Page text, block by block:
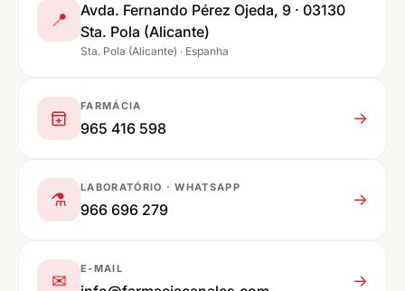
📍
Avda. Fernando Pérez Ojeda, 9 · 03130
Sta. Pola (Alicante)
Sta. Pola (Alicante) · Espanha
FARMÁCIA
965 416 598
→
⚗
LABORATÓRIO · WHATSAPP
966 696 279
→
✉
E-MAIL
→